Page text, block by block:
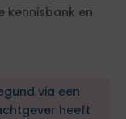
kennisbank en
via een
heeft